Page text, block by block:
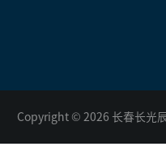
Copyright © 2026 长春长光